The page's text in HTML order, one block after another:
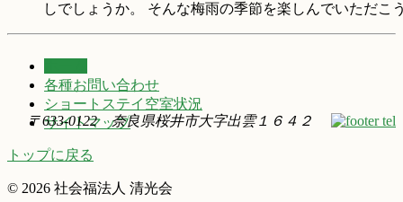
しでしょうか。 そんな梅雨の季節を楽しんでいただ
各種お問い合わせ
ショートステイ空室状況
サイトマップ
〒633-0122 奈良県桜井市大字出雲１６４２
トップに戻る
© 2026 社会福法人 清光会